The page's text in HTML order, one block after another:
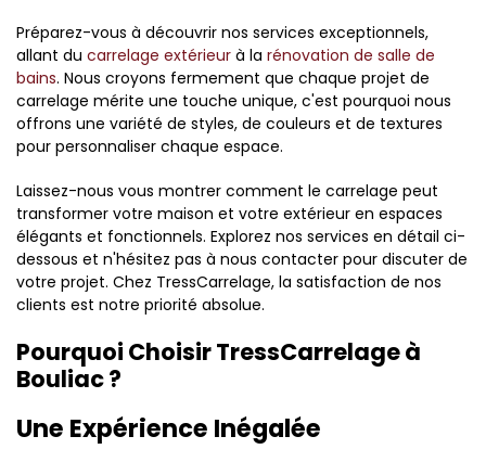
Préparez-vous à découvrir nos services exceptionnels,
allant du carrelage extérieur à la rénovation de salle de
bains. Nous croyons fermement que chaque projet de
carrelage mérite une touche unique, c'est pourquoi nous
offrons une variété de styles, de couleurs et de textures
pour personnaliser chaque espace.
Laissez-nous vous montrer comment le carrelage peut
transformer votre maison et votre extérieur en espaces
élégants et fonctionnels. Explorez nos services en détail ci-
dessous et n'hésitez pas à nous contacter pour discuter de
votre projet. Chez TressCarrelage, la satisfaction de nos
clients est notre priorité absolue.
Pourquoi Choisir TressCarrelage à
Bouliac ?
Une Expérience Inégalée